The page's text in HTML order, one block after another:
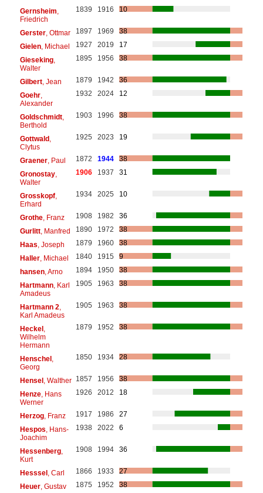
Gernsheim
Friedrich
1839 1916 10
Gerster, Ottmar 1897 1969
38
Gielen, Michael 1927 2019
17
Gieseking,
Walter
1895 1956 38
Gilbert, Jean 1879 1942
36
Goehr,
Alexander
1932 2024 12
Goldschmidt,
Berthold
1903 1996 38
Gottwald,
Clytus
1925 2023 19
Graener, Paul 1872 1944
38
Gronostay,
Walter
1906 1937 31
Grosskopf,
Erhard
1934 2025 10
Grothe, Franz 1908 1982
36
Gurlitt, Manfred 1890 1972
38
Haas , Joseph 1879 1960
38
Haller, Michael 1840 1915
9
hansen, Arno 1894 1950
38
Hartmann, Karl
Amadeus
1905 1963 38
Hartmann 2
Karl Amadeus
1905 1963 38
Heckel,
Wilhelm
Hermann
1879 1952 38
Henschel,
Georg
1850 1934 28
Hensel, Walther 1857 1956
38
Henze, Hans
Werner
1926 2012 18
Herzog, Franz 1917 1986
27
Hespos , Hans-
Joachim
1938 2022 6
Hessenberg,
Kurt
1908 1994 36
Hesssel, Carl 1866 1933
27
Heuer, Gustav 1875 1952
38